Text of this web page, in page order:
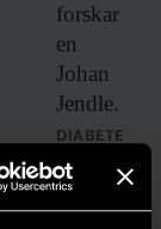
forskar
en
Johan
Jendle.
DIABETE